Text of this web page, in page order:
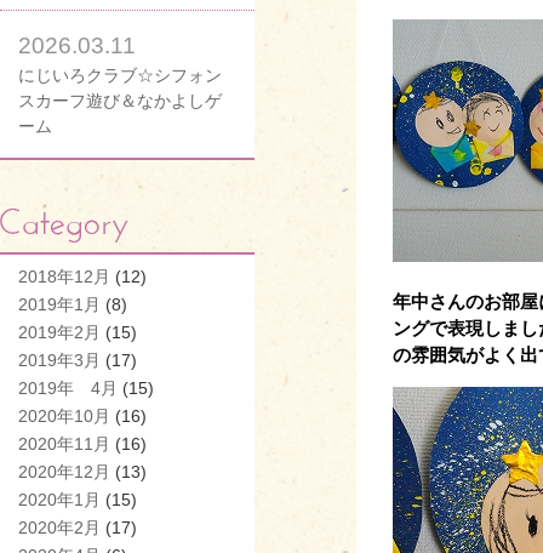
2026.03.11
にじいろクラブ☆シフォン
スカーフ遊び＆なかよしゲ
ーム
2018年12月 (12)
2019年1月 (8)
2019年2月 (15)
2019年3月 (17)
2019年 4月 (15)
2020年10月 (16)
2020年11月 (16)
2020年12月 (13)
2020年1月 (15)
2020年2月 (17)
年中さんのお部
ングで表現しま
の雰囲気がよく